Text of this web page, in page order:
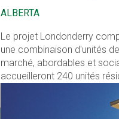
ALBERTA
Le projet Londonderry
une combinaison d'unités
marché, abordables et
accueilleront 240 unités
commerciaux et un bureau